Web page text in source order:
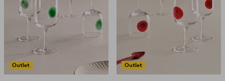
Outlet Outlet